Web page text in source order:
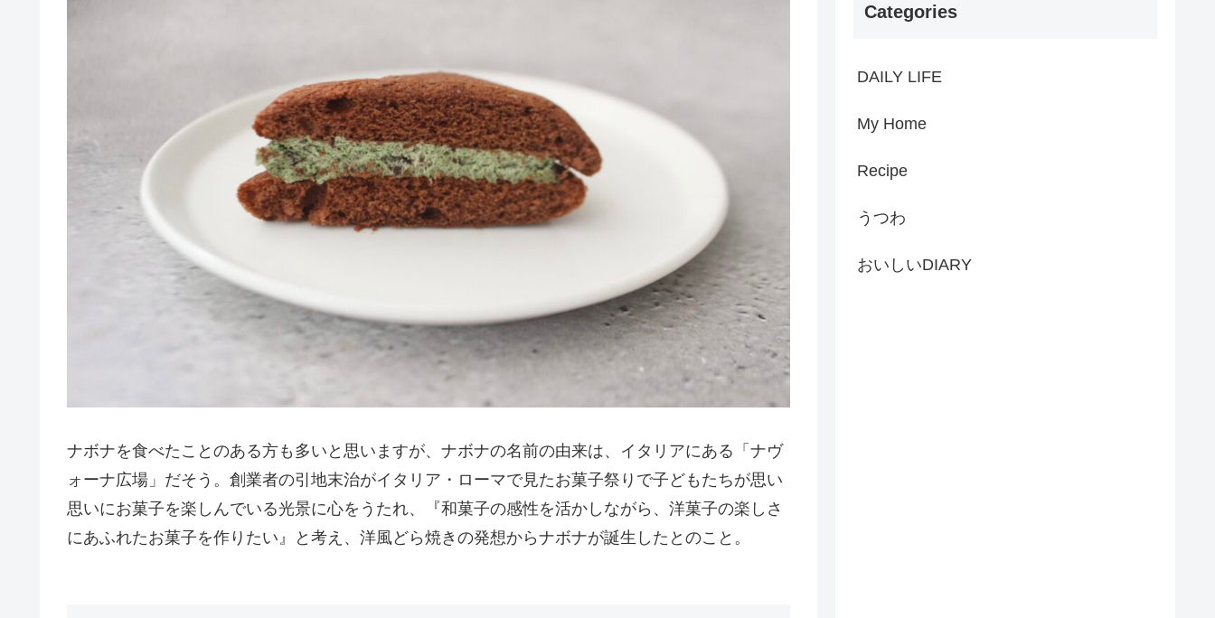
ナボナを食べたことのある方も多いと思いますが、ナボナの名前の由来は、イタリアにある「ナヴ
ォーナ広場」だそう。創業者の引地末治がイタリア・ローマで見たお菓子祭りで子どもたちが思い
思いにお菓子を楽しんでいる光景に心をうたれ、『和菓子の感性を活かしながら、洋菓子の楽しさ
にあふれたお菓子を作りたい』と考え、洋風どら焼きの発想からナボナが誕生したとのこと。
Categories
DAILY LIFE
My Home
Recipe
うつわ
おいしいDIARY